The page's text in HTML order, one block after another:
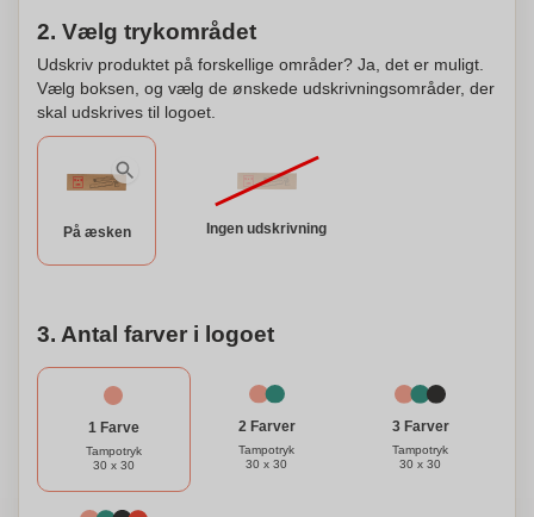
2. Vælg trykområdet
Udskriv produktet på forskellige områder? Ja, det er muligt.
Vælg boksen, og vælg de ønskede udskrivningsområder, der
skal udskrives til logoet.
På æsken Ingen udskrivning
3. Antal farver i logoet
1 Farve
Tampotryk
30 x 30
2 Farver
Tampotryk
30 x 30
3 Farver
Tampotryk
30 x 30